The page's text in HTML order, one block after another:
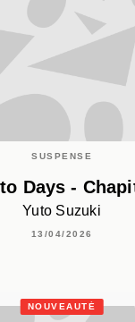
SUSPENSE
Days -
Yuto Suzuki
13/04/2026
NOUVEAUTÉ